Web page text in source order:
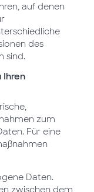
auf denen
des
sind.
Ihren
zum
Für eine
Daten.
zwischen dem